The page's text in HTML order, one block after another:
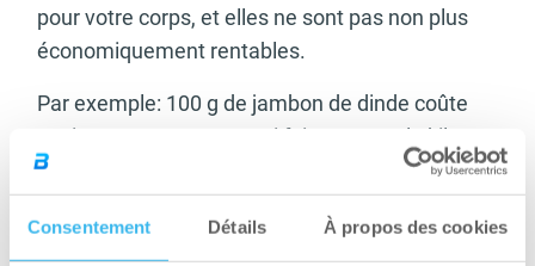
Consentement Détails À propos des cookies
pour votre corps, et elles ne sont pas non plus
économiquement rentables.
Par exemple: 100 g de jambon de dinde coûte
environ 1.50 euros, ce qui fait 15 euros le kilo, ce
qui correspond au prix de la viande de bœuf pure
et de bonne qualité, voire plus.
Les viandes fumées maison sont une sorte de